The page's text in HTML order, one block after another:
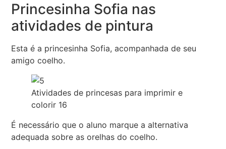
Princesinha Sofia nas
atividades de pintura
Esta é a princesinha Sofia, acompanhada de seu
amigo coelho.
Atividades de princesas para imprimir e
colorir 16
É necessário que o aluno marque a alternativa
adequada sobre as orelhas do coelho.